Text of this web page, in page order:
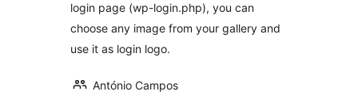
login page (wp-login.php), you can
choose any image from your gallery and
use it as login logo.
António Campos